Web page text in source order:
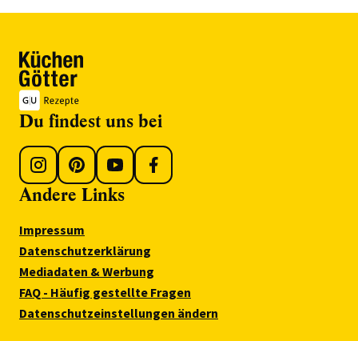
Du findest uns bei
Andere Links
Impressum
Datenschutzerklärung
Mediadaten & Werbung
FAQ - Häufig gestellte Fragen
Datenschutzeinstellungen ändern